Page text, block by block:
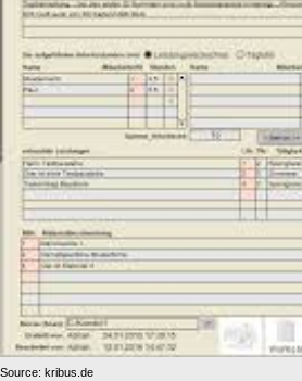
Source: kribus.de